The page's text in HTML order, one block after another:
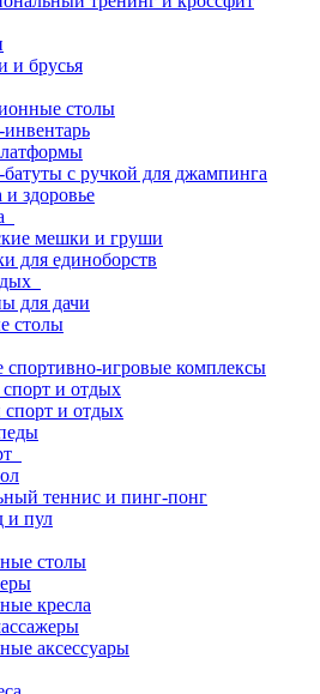
и брусья
столы
с ручкой для джампинга
и здоровье
мешки и груши
для единоборств
для дачи
столы
спортивно-игровые комплексы
и отдых
и отдых
теннис и пинг-понг
и пул
столы
кресла
аксессуары